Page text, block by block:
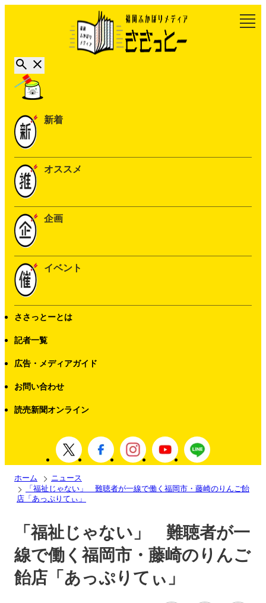
新着
オススメ
企画
イベント
ささっとーとは
記者一覧
広告・メディアガイド
お問い合わせ
読売新聞オンライン
ホーム
ニュース
「福祉じゃない」 難聴者が一線で働く福岡市・藤崎のりんご飴
店「あっぷりてぃ」
「福祉じゃない」 難聴者が一
線で働く福岡市・藤崎のりんご
飴店「あっぷりてぃ」